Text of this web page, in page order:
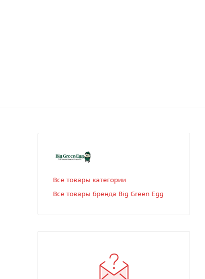
Все товары категории
Все товары бренда Big Green Egg